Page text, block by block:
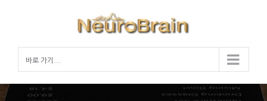
바로 가기...